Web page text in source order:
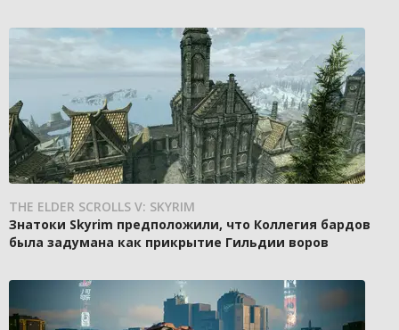
THE ELDER SCROLLS V: SKYRIM
Знатоки Skyrim предположили, что Коллегия бардов
была задумана как прикрытие Гильдии воров